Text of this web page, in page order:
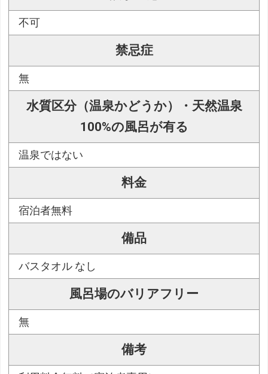
不可
禁忌症
無
水質区分（温泉かどうか）・天然温泉
100%の風呂が有る
温泉ではない
料金
宿泊者無料
備品
バスタオル なし
風呂場のバリアフリー
無
備考